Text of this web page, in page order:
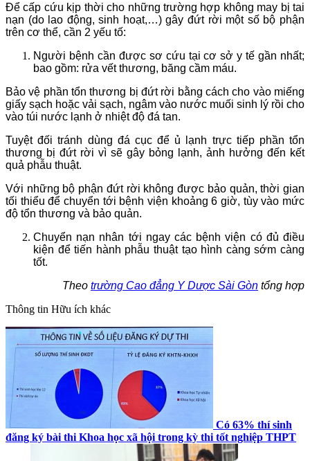
Để cấp cứu kịp thời cho những trường hợp không may bị tai
nạn (do lao động, sinh hoạt,…) gây đứt rời một số bộ phận
trên cơ thể, cần 2 yếu tố:
Người bệnh cần được sơ cứu tại cơ sở y tế gần nhất;
bao gồm: rửa vết thương, băng cầm máu.
Bảo vệ phần tổn thương bị đứt rời bằng cách cho vào miếng
giấy sạch hoặc vải sạch, ngâm vào nước muối sinh lý rồi cho
vào túi nước lạnh ở nhiệt độ đá tan.
Tuyệt đối tránh dùng đá cục để ủ lạnh trực tiếp phần tổn
thương bị đứt rời vì sẽ gây bỏng lạnh, ảnh hưởng đến kết
quả phẫu thuật.
Với những bộ phận đứt rời không được bảo quản, thời gian
tối thiểu để chuyển tới bệnh viện khoảng 6 giờ, tùy vào mức
độ tổn thương và bảo quản.
Chuyển nạn nhân tới ngay các bệnh viện có đủ điều
kiện để tiến hành phẫu thuật tạo hình càng sớm càng
tốt.
Theo trường Cao đẳng Y Dược Sài Gòn tổng hợp
Thông tin Hữu ích khác
Có 63% thí sinh
đăng ký bài thi Khoa học xã hội trong kỳ thi tốt nghiệp THPT